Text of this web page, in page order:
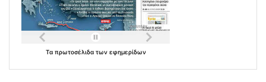
Τα πρωτοσέλιδα των εφημερίδων